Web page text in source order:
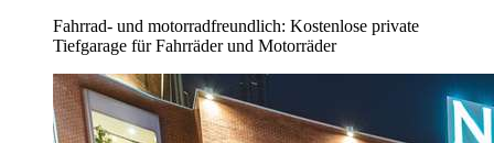
Fahrrad- und motorradfreundlich: Kostenlose private
Tiefgarage für Fahrräder und Motorräder